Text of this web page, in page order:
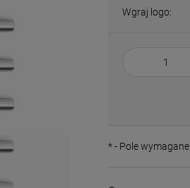
Wgraj logo:
*- Pole wymagane